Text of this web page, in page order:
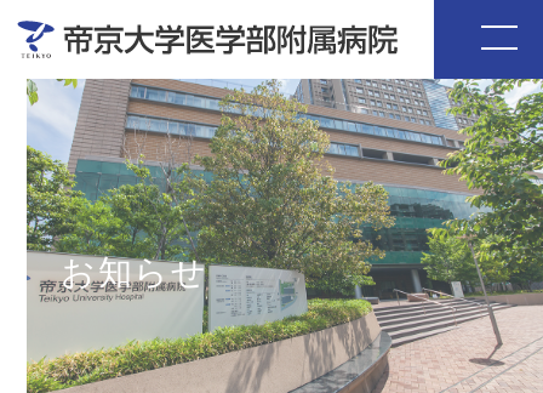
お知らせ